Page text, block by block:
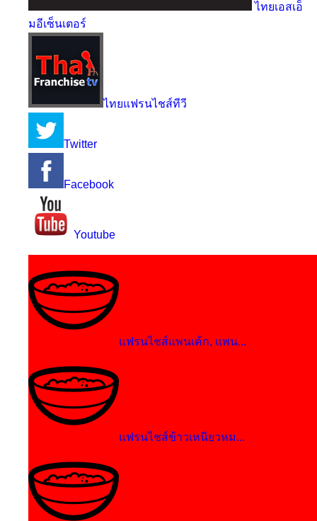
ไทยเอสเอ็
มอีเซ็นเตอร์
ไทยแฟรนไชส์ทีวี
Twitter
Facebook
Youtube
แฟรนไชส์แพนเค้ก, แพน...
แฟรนไชส์ข้าวเหนียวหม...